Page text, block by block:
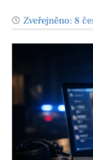
Zveřejněno: 8